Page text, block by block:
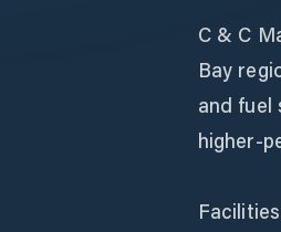
C & C
Bay
and fuel
higher-